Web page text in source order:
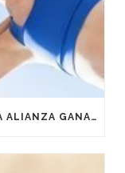
SONRISAS SANAS Y DEPORTES: UNA ALIANZA GANADORA